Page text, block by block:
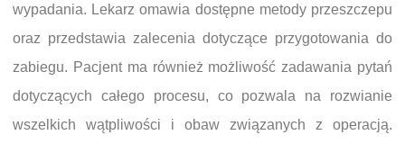
wypadania. Lekarz omawia dostępne metody przeszczepu
oraz przedstawia zalecenia dotyczące przygotowania do
zabiegu. Pacjent ma również możliwość zadawania pytań
dotyczących całego procesu, co pozwala na rozwianie
wszelkich wątpliwości i obaw związanych z operacją.